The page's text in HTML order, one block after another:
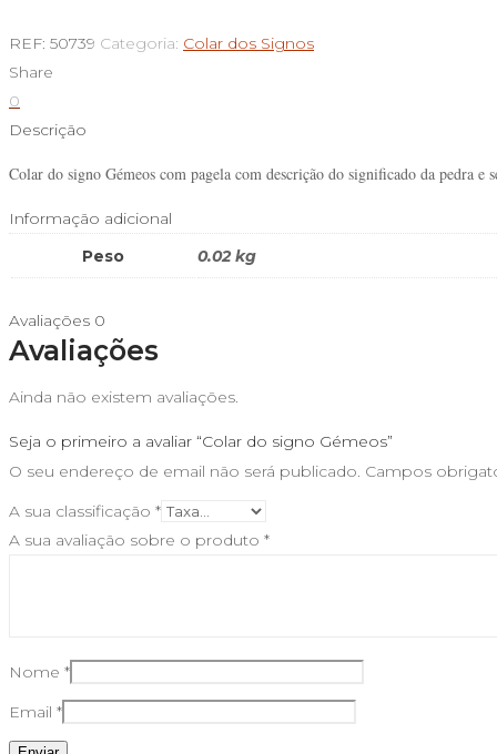
Colar
do
signo
Gémeos
REF: 50739 Categoria: Colar dos Signos
Share
0
Descrição
Colar do signo Gémeos com pagela com descrição do significado da pedra e
Informação adicional
Peso
0.02 kg
Avaliações 0
Avaliações
Ainda não existem avaliações.
Seja o primeiro a avaliar “Colar do signo Gémeos”
O seu endereço de email não será publicado. Campos
A sua classificação *
A sua avaliação sobre o produto *
Nome *
Email *